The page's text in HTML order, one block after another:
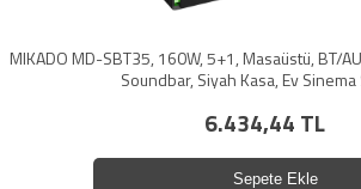
MIKADO MD-SBT35, 160W, 5+1, Masaüstü, BT/
Soundbar, Siyah Kasa, Ev
6.434,44 TL
Sepete Ekle